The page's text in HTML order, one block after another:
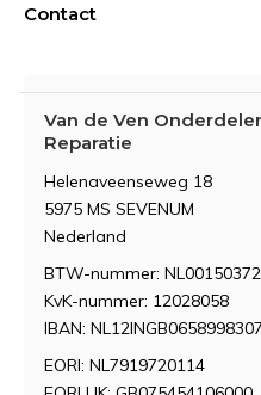
Contact
Van de Ven
Reparatie
Helenaveenseweg 18
5975 MS SEVENUM
Nederland
BTW-nummer:
KvK-nummer: 12028058
IBAN: NL12INGB0658998307
EORI: NL7919720114